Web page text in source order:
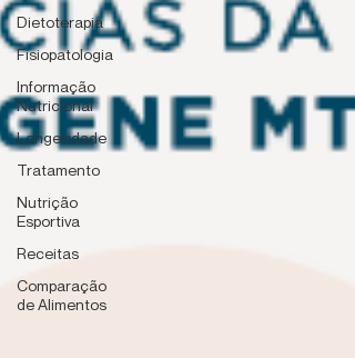
Dietoterapia
Fisiopatologia
Informação
Nutricional
Longevidade
Tratamento
Nutrição
Esportiva
Receitas
Comparação
de Alimentos